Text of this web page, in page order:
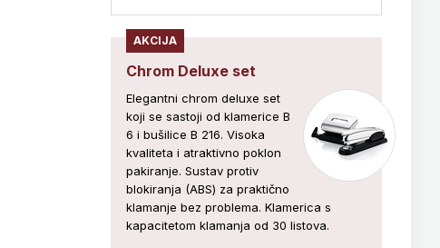
AKCIJA
Chrom Deluxe set
Elegantni chrom deluxe set
koji se sastoji od klamerice B
6 i bušilice B 216. Visoka
kvaliteta i atraktivno poklon
pakiranje. Sustav protiv
blokiranja (ABS) za praktično
klamanje bez problema. Klamerica s
kapacitetom klamanja od 30 listova.